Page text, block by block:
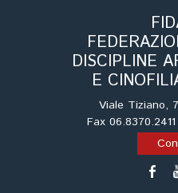
DISCIPLINE
E
Viale Tiziano,
Fax